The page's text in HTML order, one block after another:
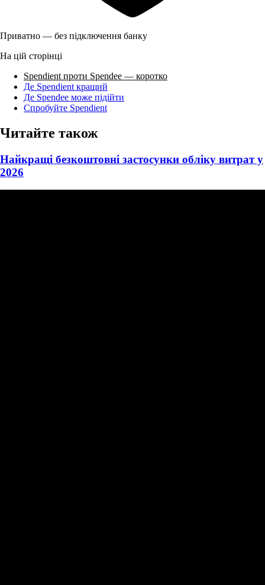
Приватно — без підключення банку
На цій сторінці
Spendient проти Spendee — коротко
Де Spendient кращий
Де Spendee може підійти
Спробуйте Spendient
Читайте також
Найкращі безкоштовні застосунки обліку витрат у
2026